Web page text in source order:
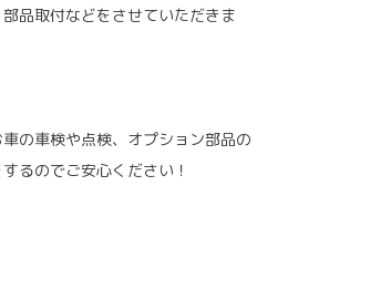
品取付などをさせていただきま
の車検や点検、オプション部品の
るのでご安心ください！